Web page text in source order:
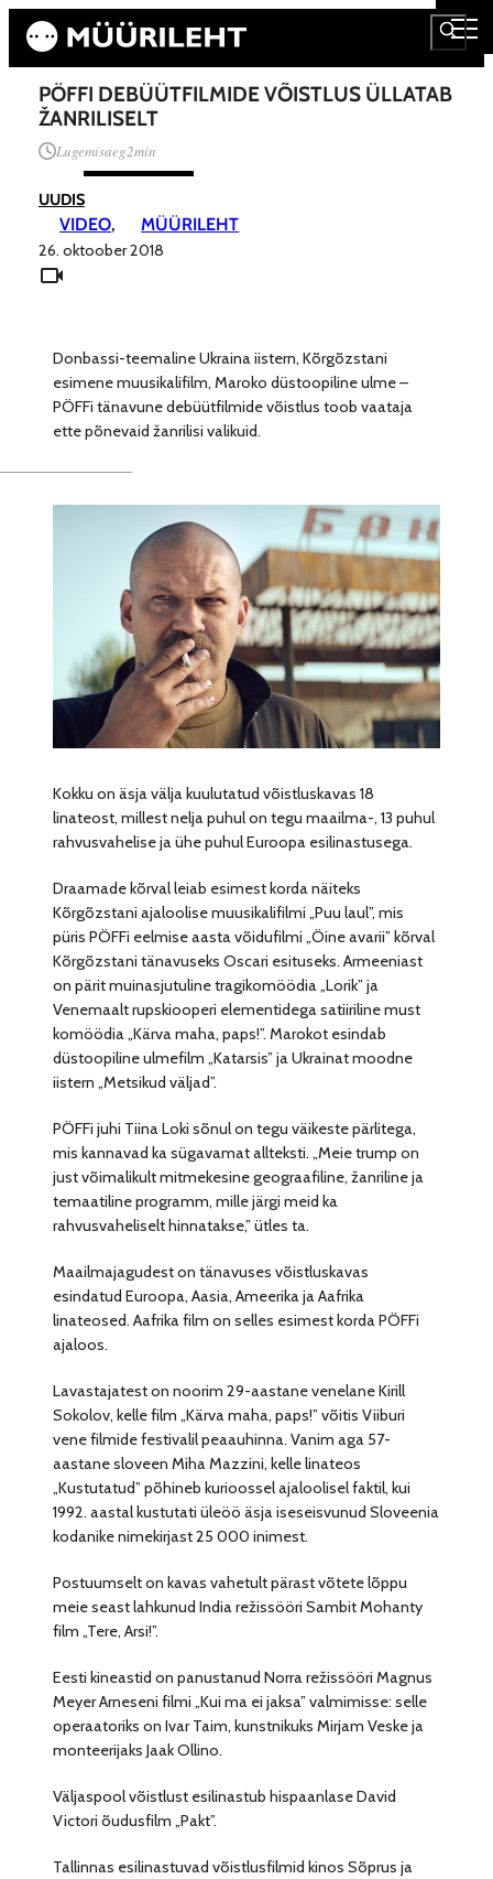
PÖFFI DEBÜÜTFILMIDE VÕISTLUS ÜLLATAB
ŽANRILISELT
Lugemisaeg2min
UUDIS
VIDEO, MÜÜRILEHT
26. oktoober 2018
Donbassi-teemaline Ukraina iistern, Kõrgõzstani
esimene muusikalifilm, Maroko düstoopiline ulme –
PÖFFi tänavune debüütfilmide võistlus toob vaataja
ette põnevaid žanrilisi valikuid.
Kokku on äsja välja kuulutatud võistluskavas 18
linateost, millest nelja puhul on tegu maailma-, 13 puhul
rahvusvahelise ja ühe puhul Euroopa esilinastusega.
Draamade kõrval leiab esimest korda näiteks
Kõrgõzstani ajaloolise muusikalifilmi „Puu laul”, mis
püris PÖFFi eelmise aasta võidufilmi „Öine avarii” kõrval
Kõrgõzstani tänavuseks Oscari esituseks. Armeeniast
on pärit muinasjutuline tragikomöödia „Lorik” ja
Venemaalt rupskiooperi elementidega satiiriline must
komöödia „Kärva maha, paps!”. Marokot esindab
düstoopiline ulmefilm „Katarsis” ja Ukrainat moodne
iistern „Metsikud väljad”.
PÖFFi juhi Tiina Loki sõnul on tegu väikeste pärlitega,
mis kannavad ka sügavamat allteksti. „Meie trump on
just võimalikult mitmekesine geograafiline, žanriline ja
temaatiline programm, mille järgi meid ka
rahvusvaheliselt hinnatakse,” ütles ta.
Maailmajagudest on tänavuses võistluskavas
esindatud Euroopa, Aasia, Ameerika ja Aafrika
linateosed. Aafrika film on selles esimest korda PÖFFi
ajaloos.
Lavastajatest on noorim 29-aastane venelane Kirill
Sokolov, kelle film „Kärva maha, paps!” võitis Viiburi
vene filmide festivalil peaauhinna. Vanim aga 57-
aastane sloveen Miha Mazzini, kelle linateos
„Kustutatud” põhineb kurioossel ajaloolisel faktil, kui
1992. aastal kustutati üleöö äsja iseseisvunud Sloveenia
kodanike nimekirjast 25 000 inimest.
Postuumselt on kavas vahetult pärast võtete lõppu
meie seast lahkunud India režissööri Sambit Mohanty
film „Tere, Arsi!”.
Eesti kineastid on panustanud Norra režissööri Magnus
Meyer Arneseni filmi „Kui ma ei jaksa” valmimisse: selle
operaatoriks on Ivar Taim, kunstnikuks Mirjam Veske ja
monteerijaks Jaak Ollino.
Väljaspool võistlust esilinastub hispaanlase David
Victori õudusfilm „Pakt”.
Tallinnas esilinastuvad võistlusfilmid kinos Sõprus ja